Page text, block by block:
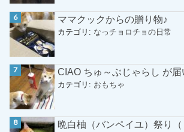
ママクックからの贈り物♪
カテゴリ: なっチョロチョの日常
CIAO ちゅ～ぶじゃらし が届
カテゴリ: おもちゃ
晩白柚（バンペイユ）祭り